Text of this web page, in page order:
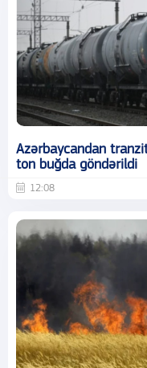
Azərbaycandan
ton buğda göndərildi
12:08